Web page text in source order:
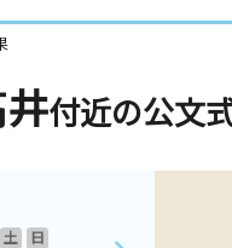
付近の公文
土
日